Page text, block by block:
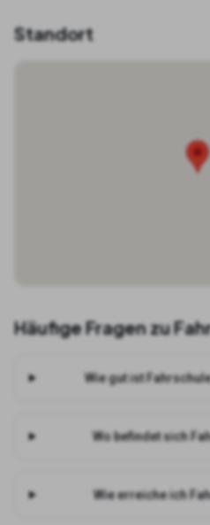
Standort
Häufige Fragen zu
Wie gut ist
Wo befindet sich
Wie erreiche ich